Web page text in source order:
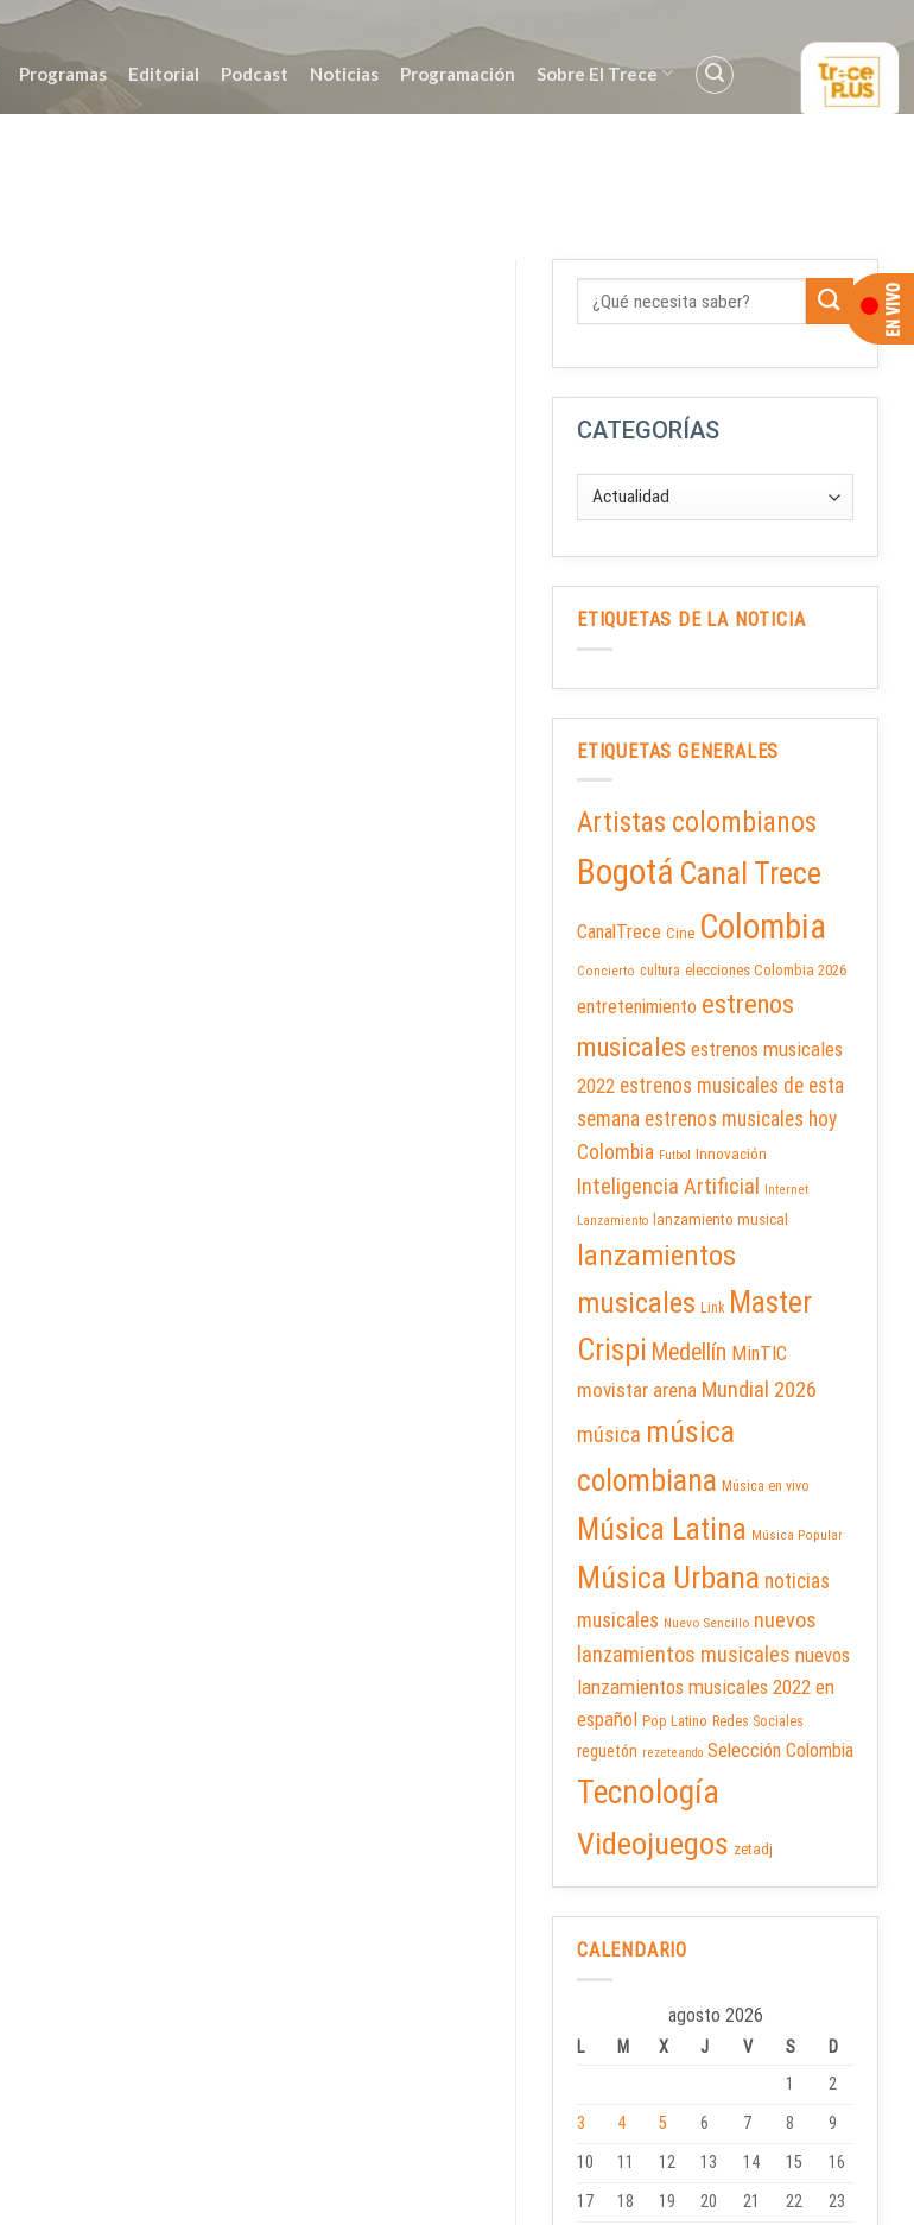
Programas Editorial Podcast Noticias Programación Sobre El Trece
CATEGORÍAS
ETIQUETAS DE LA NOTICIA
ETIQUETAS GENERALES
Artistas colombianos
Bogotá Canal Trece
CanalTrece Cine Colombia
Concierto cultura elecciones Colombia 2026
entretenimiento estrenos
musicales estrenos musicales
2022 estrenos musicales de esta
semana estrenos musicales hoy
Colombia Futbol Innovación
Inteligencia Artificial
Internet
Lanzamiento
lanzamiento musical
lanzamientos
musicales Link Master
Crispi Medellín MinTIC
movistar arena Mundial 2026
música música
colombiana Música en vivo
Música Latina Música Popular
Música Urbana noticias
musicales Nuevo Sencillo nuevos
lanzamientos musicales nuevos
lanzamientos musicales 2022 en
español Pop Latino Redes Sociales
reguetón rezeteando Selección Colombia
Tecnología
Videojuegos zetadj
CALENDARIO
agosto 2026
L M X J V S
D
1
2
3
4 5 6 7 8
9
10
11 12 13 14 15
16
17
18 19 20 21 22
23